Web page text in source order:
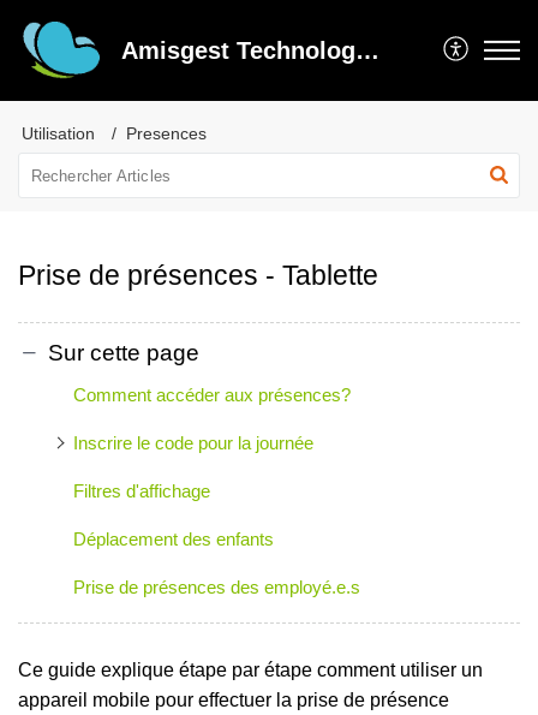
Amisgest Technologie inc
Utilisation Presences
Prise de présences - Tablette
Sur cette page
Comment accéder aux présences?
Inscrire le code pour la journée
Filtres d'affichage
Déplacement des enfants
Prise de présences des employé.e.s
Ce guide explique étape par étape comment utiliser un
appareil mobile pour effectuer la prise de présence